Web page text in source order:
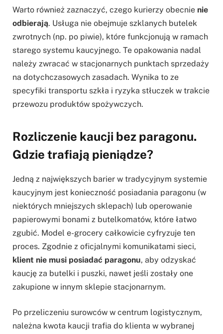
Warto również zaznaczyć, czego kurierzy obecnie nie
odbierają. Usługa nie obejmuje szklanych butelek
zwrotnych (np. po piwie), które funkcjonują w ramach
starego systemu kaucyjnego. Te opakowania nadal
należy zwracać w stacjonarnych punktach sprzedaży
na dotychczasowych zasadach. Wynika to ze
specyfiki transportu szkła i ryzyka stłuczek w trakcie
przewozu produktów spożywczych.
Rozliczenie kaucji bez paragonu.
Gdzie trafiają pieniądze?
Jedną z największych barier w tradycyjnym systemie
kaucyjnym jest konieczność posiadania paragonu (w
niektórych mniejszych sklepach) lub operowanie
papierowymi bonami z butelkomatów, które łatwo
zgubić. Model e-grocery całkowicie cyfryzuje ten
proces. Zgodnie z oficjalnymi komunikatami sieci,
klient nie musi posiadać paragonu, aby odzyskać
kaucję za butelki i puszki, nawet jeśli zostały one
zakupione w innym sklepie stacjonarnym.
Po przeliczeniu surowców w centrum logistycznym,
należna kwota kaucji trafia do klienta w wybranej